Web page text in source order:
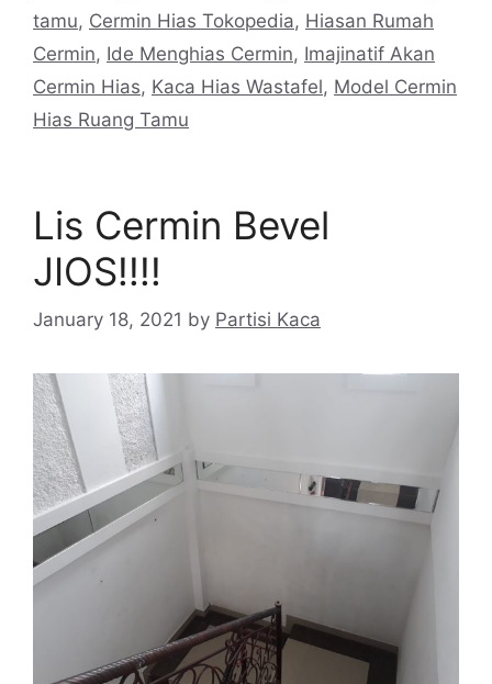
tamu, Cermin Hias Tokopedia, Hiasan Rumah
Cermin, Ide Menghias Cermin, Imajinatif Akan
Cermin Hias, Kaca Hias Wastafel, Model Cermin
Hias Ruang Tamu
Lis Cermin Bevel
JIOS!!!!
January 18, 2021 by Partisi Kaca